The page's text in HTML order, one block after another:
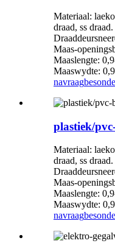
Materiaal:
draad, ss draad.
Maas-
Maaslengte:
Maaswydte:
navraag
plastiek/
Materiaal:
draad, ss draad.
Maas-
Maaslengte:
Maaswydte:
navraag